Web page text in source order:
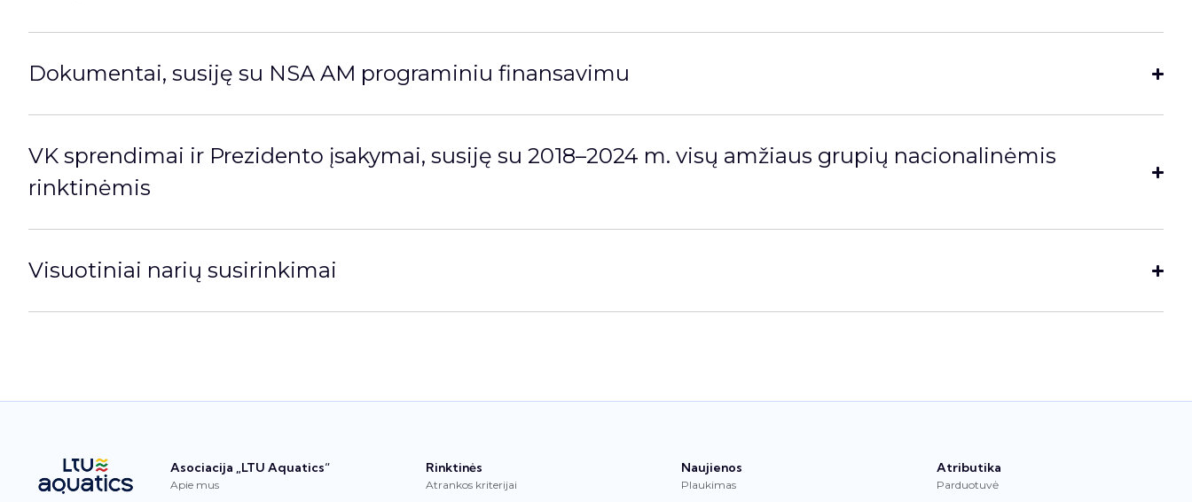
Dokumentai, susiję su NSA AM programiniu finansavimu
VK sprendimai ir Prezidento įsakymai, susiję su 2018–2024 m. visų amžiaus grupių nacionalinėmis
rinktinėmis
Visuotiniai narių susirinkimai
Asociacija „LTU Aquatics“
Apie mus
Rinktinės
Atrankos kriterijai
Naujienos
Plaukimas
Atributika
Parduotuvė